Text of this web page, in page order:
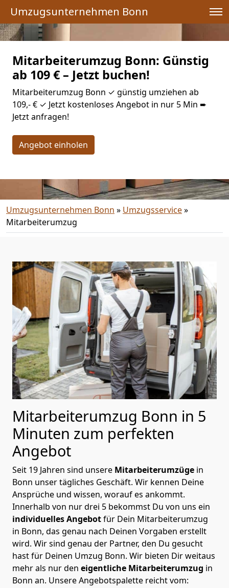
Umzugsunternehmen Bonn
Mitarbeiterumzug Bonn: Günstig
ab 109 € – Jetzt buchen!
Mitarbeiterumzug Bonn ✓ günstig umziehen ab
109,- € ✓ Jetzt kostenloses Angebot in nur 5 Min ➨
Jetzt anfragen!
Angebot einholen
Umzugsunternehmen Bonn » Umzugsservice»
Mitarbeiterumzug
Mitarbeiterumzug Bonn in 5
Minuten zum perfekten
Angebot
Seit 19 Jahren sind unsere Mitarbeiterumzüge in
Bonn unser tägliches Geschäft. Wir kennen Deine
Ansprüche und wissen, worauf es ankommt.
Innerhalb von nur drei 5 bekommst Du von uns ein
individuelles Angebotfür Dein Mitarbeiterumzug
in Bonn, das genau nach Deinen Vorgaben erstellt
wird. Wir sind genau der Partner, den Du gesucht
hast für Deinen Umzug Bonn. Wir bieten Dir weitaus
mehr als nur den eigentliche Mitarbeiterumzug in
Bonn an. Unsere Angebotspalette reicht vom: